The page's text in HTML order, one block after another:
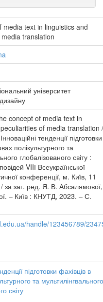
media text in linguistics and
translation
університет
concept of media text in
of media translation /
тенденції підготовки
полікультурного та
глобалізованого світу :
VIIІ Всеукраїнської
конференції, м. Київ, 11
/ за заг. ред. Я. В. Абсалямової,
– Київ : КНУТД, 2023. – С.
handle/123456789/
підготовки фахівців в
та мультилінгвального
світу